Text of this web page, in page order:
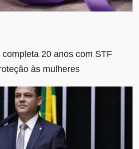
20 anos com STF
às mulheres